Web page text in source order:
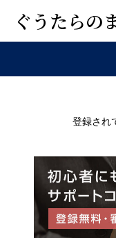
ぐうたらの
登録され